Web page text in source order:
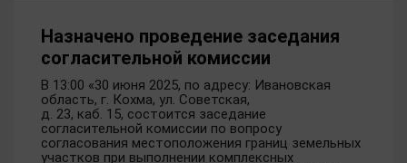
Назначено проведение заседания
согласительной комиссии
В 13:00 «30 июня 2025, по адресу: Ивановская
область, г. Кохма, ул. Советская,
д. 23, каб. 15, состоится заседание
согласительной комиссии по вопросу
согласования местоположения границ земельных
участков при выполнении комплексных